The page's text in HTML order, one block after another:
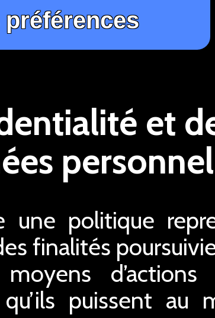
et
une politique
finalités
puissent au